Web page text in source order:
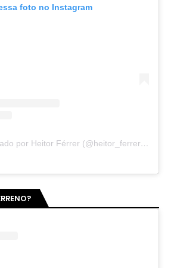
foto no Instagram
Um post compartilhado por Heitor Férrer (@heitor_ferrer77)